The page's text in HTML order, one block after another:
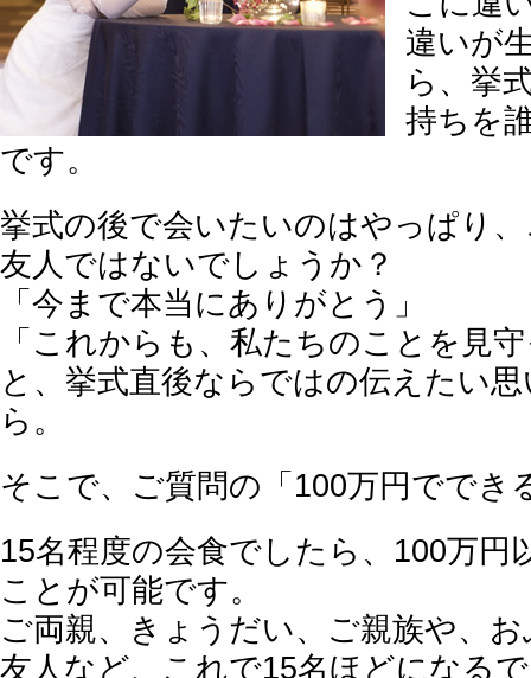
違いが
ら、挙
持ちを
です。
挙式の後で会いたいのはやっぱり
友人ではないでしょうか？
「今まで本当にありがとう」
「これからも、私たちのことを見
と、挙式直後ならではの伝えたい
ら。
そこで、ご質問の「100万円ででき
15名程度の会食でしたら、100万円
ことが可能です。
ご両親、きょうだい、ご親族や、
友人など、これで15名ほどになる